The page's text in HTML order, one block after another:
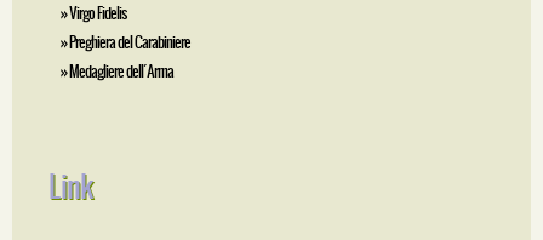
» Virgo Fidelis
» Preghiera del Carabiniere
» Medagliere dell´Arma
Link